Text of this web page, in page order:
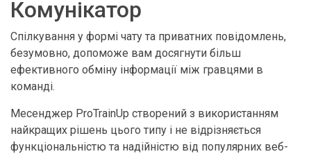
Комунікатор
Спілкування у формі чату та приватних повідомлень,
безумовно, допоможе вам досягнути більш
ефективного обміну інформації між гравцями в
команді.
Месенджер ProTrainUp створений з використанням
найкращих рішень цього типу і не відрізняється
функціональністю та надійністю від популярних веб-